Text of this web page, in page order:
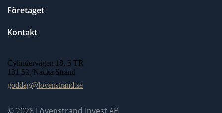
Cylindervägen 18, 5 TR
131 52, Nacka Strand
goddag@lovenstrand.se
Företaget
Kontakt
© 2026 Lövenstrand Invest AB